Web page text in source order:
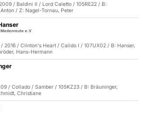
/ Baldini II / Lord Caletto / 105RE22 / B:
/ Z: Nagel-Tornau, Peter
e.V
2016 / Clinton's Heart / Calido I / 107UX02 / B: Hanser,
Hans-Hermann
/ Collado / Samber / 105KZ23 / B: Bräuninger,
Christiane